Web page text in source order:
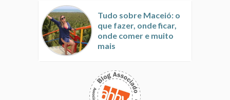
Tudo sobre Maceió: o
que fazer, onde ficar,
onde comer e muito
mais